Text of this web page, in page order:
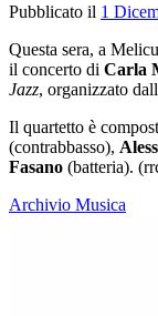
Pubblicato il 1
Questa sera, a
il concerto di Carla
Jazz, organizzato
Il quartetto è
(contrabbasso),
Fasano (batteria).
Archivio Musica